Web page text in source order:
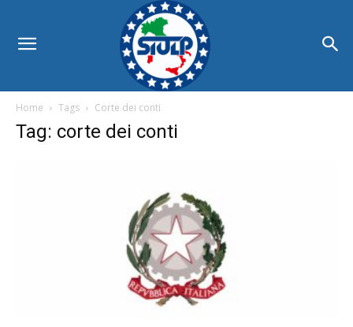
Home Tags Corte dei conti
Tag: corte dei conti